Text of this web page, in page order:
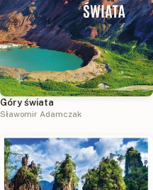
Góry świata
Sławomir Adamczak